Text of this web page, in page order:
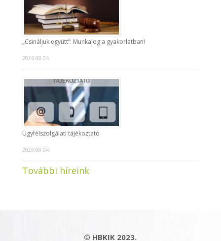
„Csináljuk együtt”: Munkajog a gyakorlatban!
2026.08.04.
Ügyfélszolgálati tájékoztató
2026.08.04.
További híreink
© HBKIK 2023.